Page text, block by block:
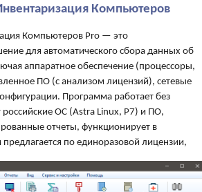
Компьютеров
Компьютеров Pro — это
для автоматического сбора данных об
аппаратное обеспечение (процессоры,
ПО (с анализом лицензий), сетевые
Программа работает без
российские ОС (Astra Linux, Р7) и ПО,
отчеты, функционирует в
по единоразовой лицензии,